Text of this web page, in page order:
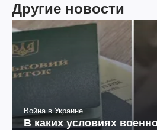
Другие новости
Война в Украине
В каких условиях